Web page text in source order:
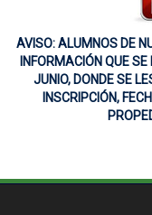
AVISO: ALUMNOS DE
INFORMACIÓN QUE
JUNIO, DONDE SE
INSCRIPCIÓN,